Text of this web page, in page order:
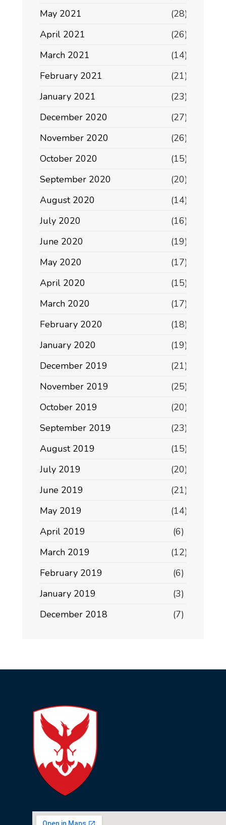
May 2021
(28)
April 2021
(26)
March 2021
(14)
February 2021
(21)
January 2021
(23)
December 2020
(27)
November 2020
(26)
October 2020
(15)
September 2020
(20)
August 2020
(14)
July 2020
(16)
June 2020
(19)
May 2020
(17)
April 2020
(15)
March 2020
(17)
February 2020
(18)
January 2020
(19)
December 2019
(21)
November 2019
(25)
October 2019
(20)
September 2019
(23)
August 2019
(15)
July 2019
(20)
June 2019
(21)
May 2019
(14)
April 2019
(6)
March 2019
(12)
February 2019
(6)
January 2019
(3)
December 2018
(7)